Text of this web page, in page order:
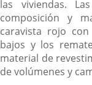
las viviendas.
composición y
caravista rojo
bajos y los
material de
de volúmenes y